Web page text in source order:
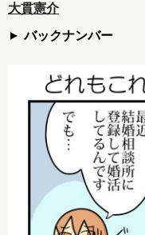
大貫憲介
バックナンバー